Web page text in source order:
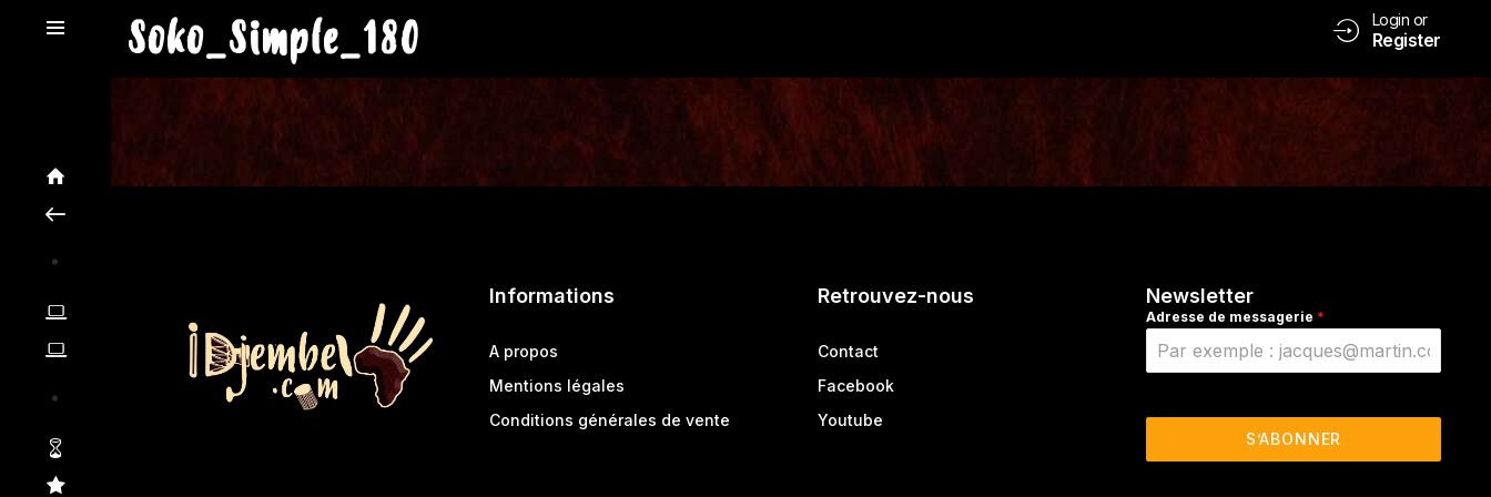
Soko_Simple_180 Login or
Register
Informations
A propos
Mentions légales
Conditions générales de vente
Retrouvez-nous
Contact
Facebook
Youtube
Newsletter
Adresse de messagerie *
S’ABONNER